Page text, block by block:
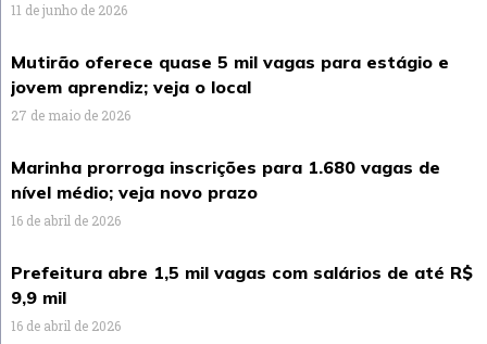
11 de junho de 2026
Mutirão oferece quase 5 mil vagas para estágio e
jovem aprendiz; veja o local
27 de maio de 2026
Marinha prorroga inscrições para 1.680 vagas de
nível médio; veja novo prazo
16 de abril de 2026
Prefeitura abre 1,5 mil vagas com salários de até R$
9,9 mil
16 de abril de 2026